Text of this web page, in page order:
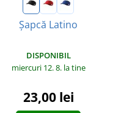
Șapcă Latino
DISPONIBIL
miercuri 12. 8. la tine
23,00 lei